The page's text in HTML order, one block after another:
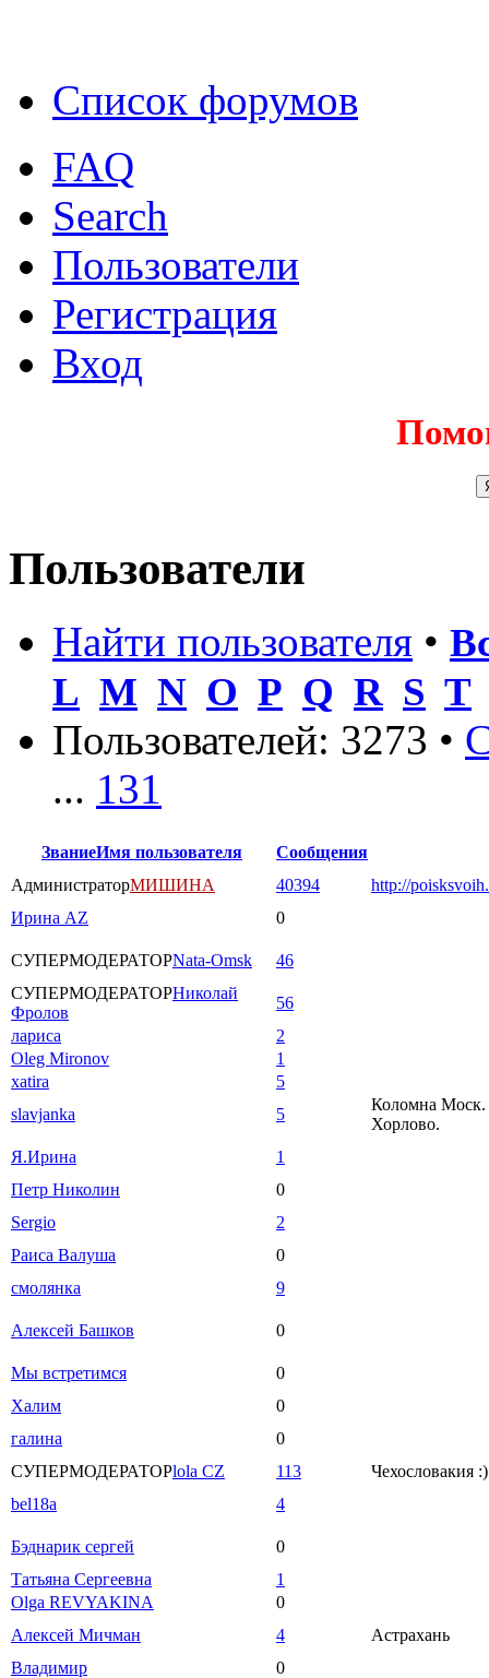
Список форумов
FAQ
Search
Пользователи
Регистрация
Вход
Пользователи
Найти пользователя •
L M N O P Q R S T
Пользователей: 3273 •
... 131
ЗваниеИмя пользователя
Сообщения
АдминистраторМИШИНА 40394
http://
Ирина AZ
0
СУПЕРМОДЕРАТОРNata-Omsk
46
СУПЕРМОДЕРАТОРНиколай
Фролов
56
лариса
2
Oleg Mironov
1
xatira
5
slavjanka
5
Коломна Моск.
Хорлово.
Я.Ирина
1
Петр Николин
0
Sergio
2
Раиса Валуша
0
смолянка
9
Алексей Башков 0
Мы встретимся
0
Халим
0
галина
0
СУПЕРМОДЕРАТОРlola CZ 113
Чехословакия :)
bel18a
4
Бэднарик сергей
0
Татьяна Сергеевна
1
Olga REVYAKINA
0
Алексей Мичман
4
Астрахань
Владимир
0